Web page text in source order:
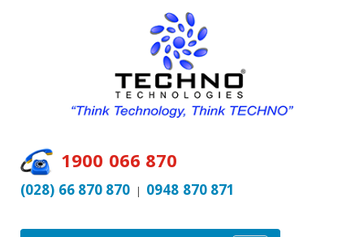
1900 066 870
(028) 66 870 870 | 0948 870 871